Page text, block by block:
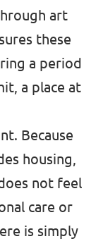
art
these
a period
a place at
Because
housing,
not feel
care or
is simply